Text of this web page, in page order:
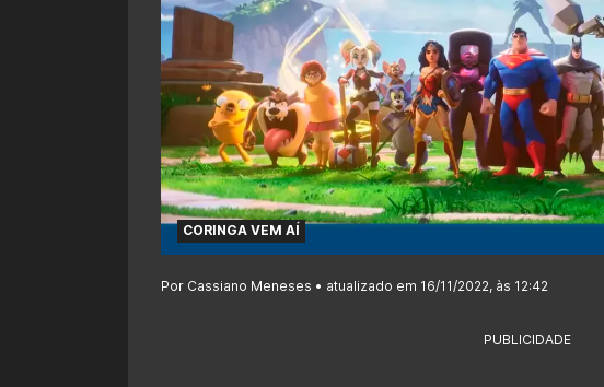
CORINGA VEM AÍ
Por Cassiano Meneses • atualizado em 16/11/2022, às 12:42
PUBLICIDADE